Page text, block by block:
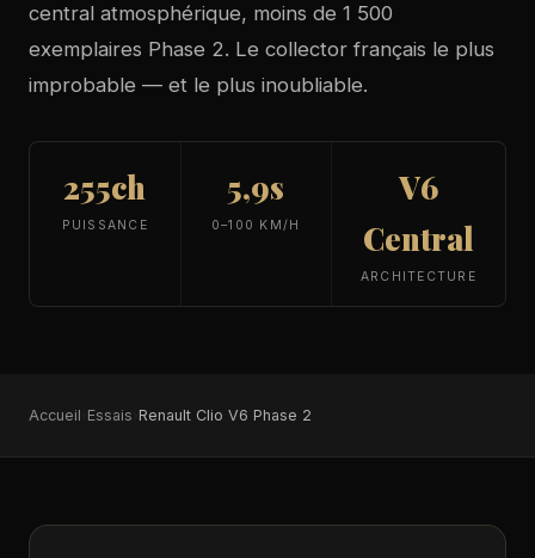
central atmosphérique, moins de 1 500
exemplaires Phase 2. Le collector français le plus
improbable — et le plus inoubliable.
255ch
PUISSANCE
5,9s
0–100 KM/H
V6
Central
ARCHITECTURE
Accueil Essais Renault Clio V6 Phase 2